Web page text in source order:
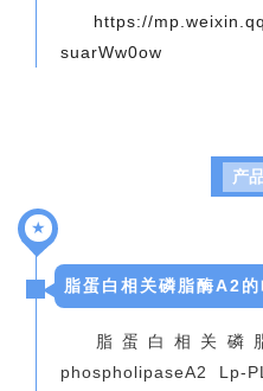
https://
suarWw0ow
产
★
脂蛋白相关磷脂酶A2
脂蛋白相关磷
phospholipaseA2 Lp-